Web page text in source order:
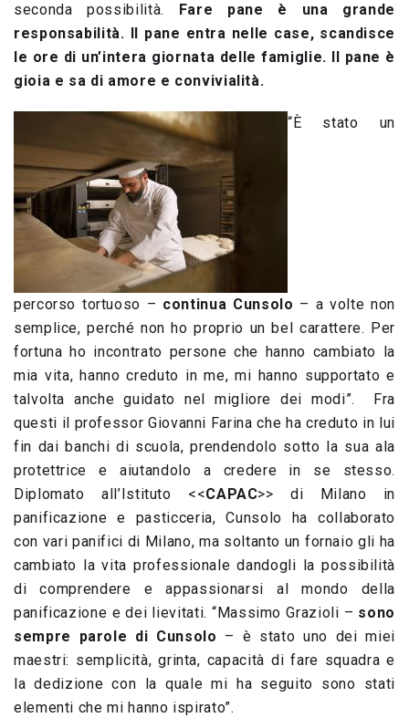
seconda possibilità.
Fare pane è una grande
responsabilità. Il pane entra nelle case, scandisce
le ore di un’intera giornata delle famiglie. Il pane è
gioia e sa di amore e convivialità.
“È stato un
percorso tortuoso – continua Cunsolo – a volte non
semplice, perché non ho proprio un bel carattere. Per
fortuna ho incontrato persone che hanno cambiato la
mia vita, hanno creduto in me, mi hanno supportato e
talvolta anche guidato nel migliore dei modi”. Fra
questi il professor Giovanni Farina che ha creduto in lui
fin dai banchi di scuola, prendendolo sotto la sua ala
protettrice e aiutandolo a credere in se stesso.
Diplomato all’Istituto <<CAPAC>> di Milano in
panificazione e pasticceria, Cunsolo ha collaborato
con vari panifici di Milano, ma soltanto un fornaio gli ha
cambiato la vita professionale dandogli la possibilità
di comprendere e appassionarsi al mondo della
panificazione e dei lievitati. “Massimo Grazioli – sono
sempre parole di Cunsolo – è stato uno dei miei
maestri: semplicità, grinta, capacità di fare squadra e
la dedizione con la quale mi ha seguito sono stati
elementi che mi hanno ispirato”.